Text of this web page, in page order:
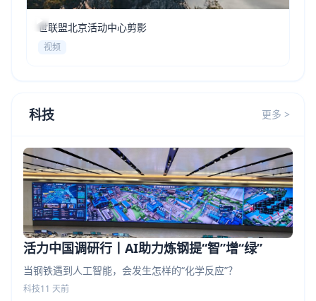
世联盟北京活动中心剪影
视频
科技 更多 >
活力中国调研行丨AI助力炼钢提“智”增“绿”
当钢铁遇到人工智能，会发生怎样的“化学反应”？
科技11 天前